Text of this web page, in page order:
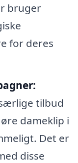
bruger
for deres
tilbud
dameklip i
Det er
disse